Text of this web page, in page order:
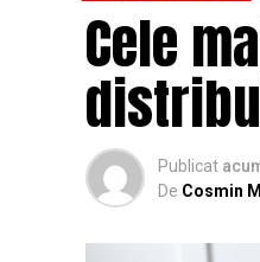
Cele
Publicat
De Cosmin